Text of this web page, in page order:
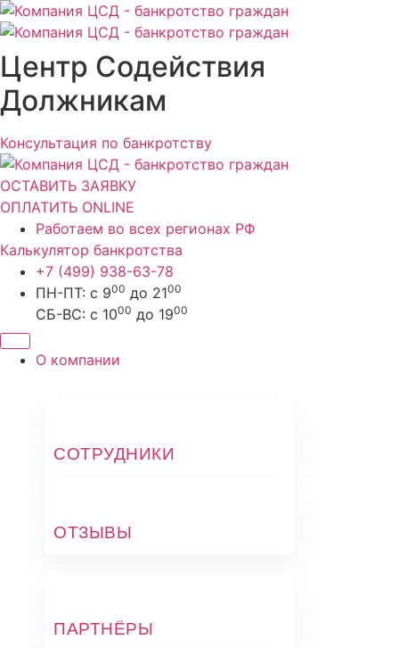
Перейти
к
содержимому
Центр Содействия
Должникам
Консультация по банкротству
ОСТАВИТЬ ЗАЯВКУ
ОПЛАТИТЬ ONLINE
Работаем во всех регионах РФ
Калькулятор банкротства
+7 (499) 938-63-78
ПН-ПТ: с 900 до 2100
СБ-ВС: с 1000 до 1900
О компании
СОТРУДНИКИ
ОТЗЫВЫ
ПАРТНЁРЫ